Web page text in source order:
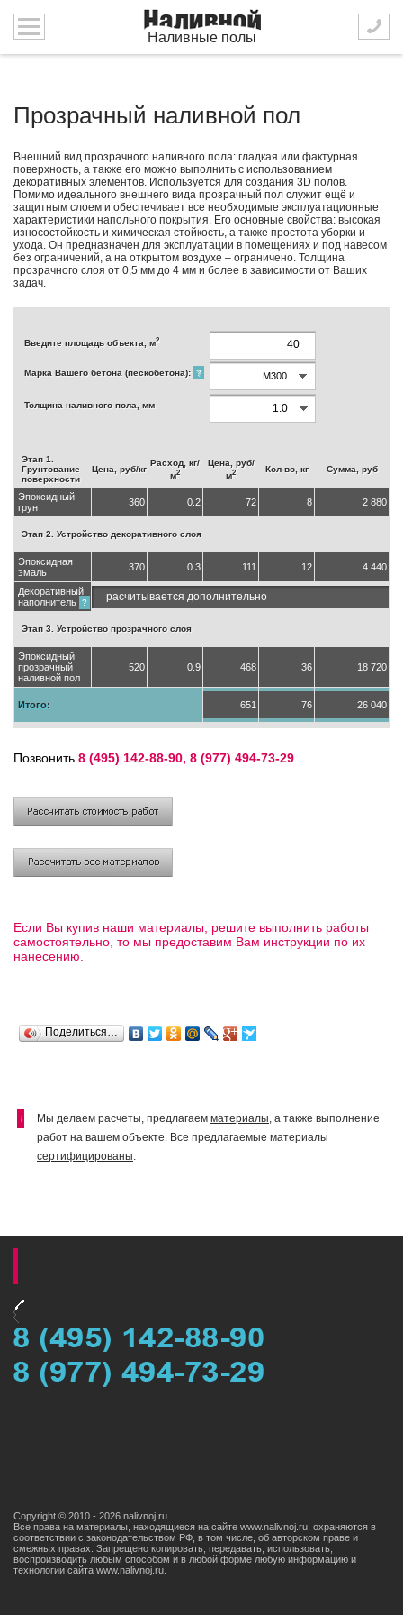
Наливные полы
Прозрачный наливной пол
Внешний вид прозрачного наливного пола: гладкая или фактурная
поверхность, а также его можно выполнить с использованием
декоративных элементов. Используется для создания 3D полов.
Помимо идеального внешнего вида прозрачный пол служит ещё и
защитным слоем и обеспечивает все необходимые эксплуатационные
характеристики напольного покрытия. Его основные свойства: высокая
износостойкость и химическая стойкость, а также простота уборки и
ухода. Он предназначен для эксплуатации в помещениях и под навесом
без ограничений, а на открытом воздухе – ограничено. Толщина
прозрачного слоя от 0,5 мм до 4 мм и более в зависимости от Ваших
задач.
Введите площадь объекта, м2
Марка Вашего бетона (пескобетона): ?
Толщина наливного пола, мм
Этап 1.
Грунтование
поверхности
Цена, руб/кг
Расход, кг/
м2
Цена, руб/
м2 Кол-во, кг Сумма, руб
Эпоксидный
грунт
360 0.2 72 8 2 880
Этап 2. Устройство декоративного слоя
Эпоксидная
эмаль
370 0.3 111 12 4 440
Декоративный
наполнитель ? расчитывается дополнительно
Этап 3. Устройство прозрачного слоя
Эпоксидный
прозрачный
наливной пол
520 0.9 468 36 18 720
Итого: 651 76 26 040
Позвонить 8 (495) 142-88-90, 8 (977) 494-73-29
Если Вы купив наши материалы, решите выполнить работы
самостоятельно, то мы предоставим Вам инструкции по их
нанесению.
Поделиться…
i Мы делаем расчеты, предлагаем материалы, а также выполнение
работ на вашем объекте. Все предлагаемые материалы
сертифицированы.
Copyright © 2010 - 2026 nalivnoj.ru
Все права на материалы, находящиеся на сайте www.nalivnoj.ru, охраняются в
соответствии с законодательством РФ, в том числе, об авторском праве и
смежных правах. Запрещено копировать, передавать, использовать,
воспроизводить любым способом и в любой форме любую информацию и
технологии сайта www.nаlivnoj.ru.